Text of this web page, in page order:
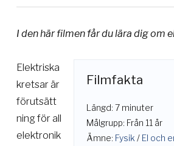
I den här filmen får du lära dig om
Filmfakta
Längd: 7 minuter
Målgrupp: Från 11 år
Ämne: Fysik / El och
Elektriska
kretsar är
förutsätt
ning för all
elektronik